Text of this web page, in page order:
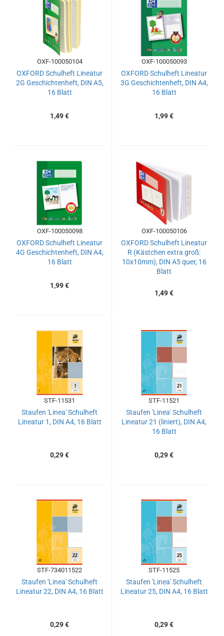
OXF-100050104
OXFORD Schulheft Lineatur
2G Geschichtenheft, DIN A5,
16 Blatt
1,49 €
OXF-100050093
OXFORD Schulheft Lineatur
3G Geschichtenheft, DIN A4,
16 Blatt
1,99 €
OXF-100050098
OXFORD Schulheft Lineatur
4G Geschichtenheft, DIN A4,
16 Blatt
1,99 €
OXF-100050106
OXFORD Schulheft Lineatur
R (Kästchen extra groß:
10x10mm), DIN A5 quer, 16
Blatt
1,49 €
STF-11531
Staufen 'Linea' Schulheft
Lineatur 1, DIN A4, 16 Blatt
0,29 €
STF-11521
Staufen 'Linea' Schulheft
Lineatur 21 (liniert), DIN A4,
16 Blatt
0,29 €
STF-734011522
Staufen 'Linea' Schulheft
Lineatur 22, DIN A4, 16 Blatt
0,29 €
STF-11525
Staufen 'Linea' Schulheft
Lineatur 25, DIN A4, 16 Blatt
0,29 €